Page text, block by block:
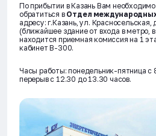
По прибытии в Казань Вам
обратиться в Отдел
адресу: г.Казань, ул. Красносельская,
(ближайшее здание от входа в метро,
находится приемная комиссия на 1
кабинет В-300.
Часы работы: понедельник-пятница с
перерыв с 12.30 до 13.30 часов.